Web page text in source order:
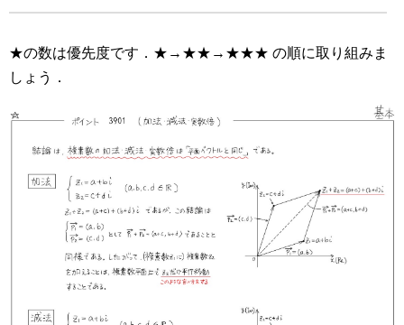
★の数は優先度です．★→★★→★★★ の順に取り組みま
しょう．